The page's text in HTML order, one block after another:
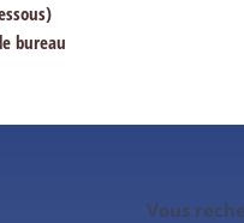
bureau
Vous